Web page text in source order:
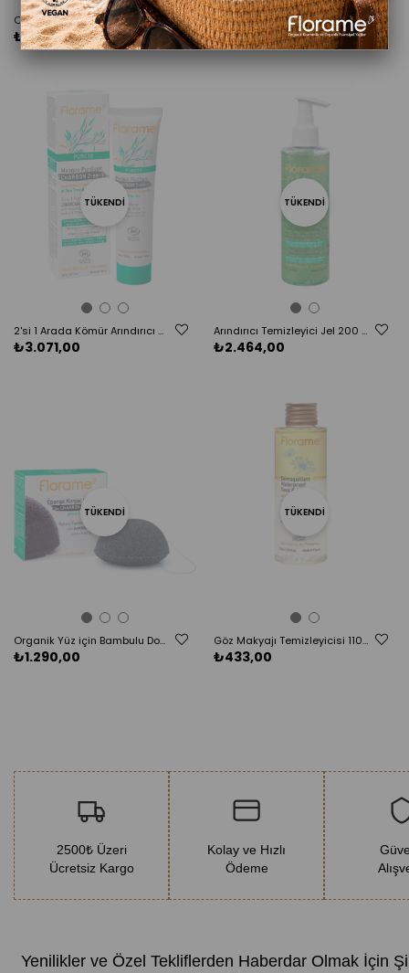
Organik Köpüren Yüz Yıkama Yağı 200 ml
₺2.903,00
Organik Yüz Yıkama Köpüğü 150 ml
₺2.378,00
TÜKENDI
2'si 1 Arada Kömür Arındırıcı Maske 65 ml
₺3.071,00
TÜKENDI
Arındırıcı Temizleyici Jel 200 ml
₺2.464,00
TÜKENDI
Organik Yüz için Bambulu Doğal Konjac Süngeri
₺1.290,00
TÜKENDI
Göz Makyajı Temizleyicisi 110 ml
₺433,00
2500₺ Üzeri
Ücretsiz Kargo
Kolay ve Hızlı
Ödeme
Yenilikler ve Özel Tekliflerden Haberdar Olmak İçin